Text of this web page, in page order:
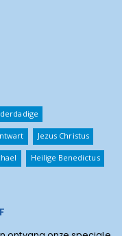
Jezus Christus
Heilige Benedictus